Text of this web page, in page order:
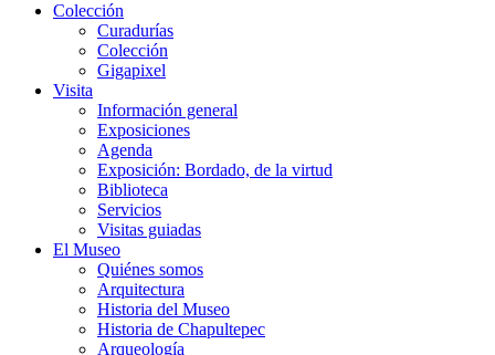
Colección
Curadurías
Colección
Gigapixel
Visita
Información general
Exposiciones
Agenda
Exposición: Bordado, de la virtud
Biblioteca
Servicios
Visitas guiadas
El Museo
Quiénes somos
Arquitectura
Historia del Museo
Historia de Chapultepec
Arqueología